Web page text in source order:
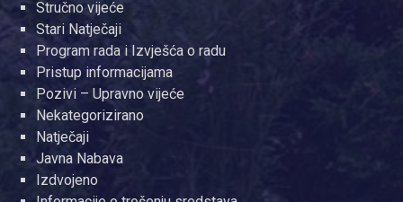
Stručno vijeće
Stari Natječaji
Program rada i Izvješća o radu
Pristup informacijama
Pozivi – Upravno vijeće
Nekategorizirano
Natječaji
Javna Nabava
Izdvojeno